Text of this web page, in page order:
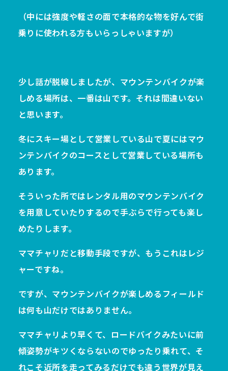
（中には強度や軽さの面で本格的な物を好んで街
乗りに使われる方もいらっしゃいますが）
少し話が脱線しましたが、マウンテンバイクが楽
しめる場所は、一番は山です。それは間違いない
と思います。
冬にスキー場として営業している山で夏にはマウ
ンテンバイクのコースとして営業している場所も
あります。
そういった所ではレンタル用のマウンテンバイク
を用意していたりするので手ぶらで行っても楽し
めたりします。
ママチャリだと移動手段ですが、もうこれはレジ
ャーですね。
ですが、マウンテンバイクが楽しめるフィールド
は何も山だけではありません。
ママチャリより早くて、ロードバイクみたいに前
傾姿勢がキツくならないのでゆったり乗れて、そ
れこそ近所を走ってみるだけでも違う世界が見え